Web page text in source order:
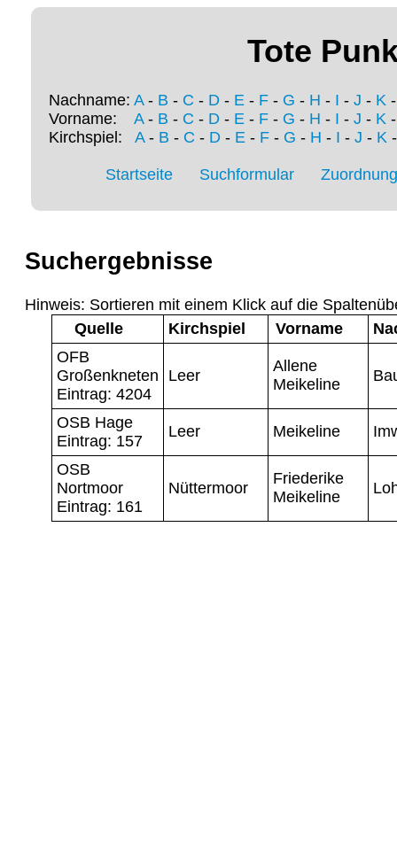
Tote
Nachname: A- B - C - D - E - F - G - H - I - J - K
Vorname: A- B - C - D - E - F - G - H - I - J - K
Kirchspiel: A- B - C - D- E- F- G - H - I - J - K
Startseite Suchformular
Suchergebnisse
Hinweis: Sortieren mit einem Klick auf die
Quelle
Kirchspiel Vorname
OFB
Großenkneten
Eintrag: 4204
Leer
Allene
Meikeline
OSB Hage
Eintrag: 157
Leer Meikeline
OSB
Nortmoor
Eintrag: 161
Nüttermoor
Friederike
Meikeline